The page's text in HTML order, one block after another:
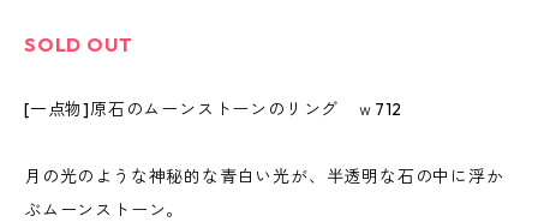
SOLD OUT
[一点物]原石のムーンストーンのリング ｗ712
月の光のような神秘的な青白い光が、半透明な石の中に浮か
ぶムーンストーン。